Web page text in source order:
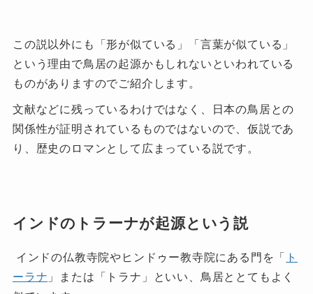
この説以外にも「形が似ている」「言葉が似ている」
という理由で鳥居の起源かもしれないといわれている
ものがありますのでご紹介します。
文献などに残っているわけではなく、日本の鳥居との
関係性が証明されているものではないので、仮説であ
り、歴史のロマンとして広まっている説です。
インドのトラーナが起源という説
インドの仏教寺院やヒンドゥー教寺院にある門を「
ト
ーラナ 」または「トラナ」といい、鳥居ととてもよく